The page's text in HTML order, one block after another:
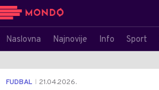
Naslovna Najnovije Info Sport
FUDBAL 21.04.2026.